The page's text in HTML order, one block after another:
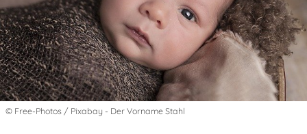
© Free-Photos / Pixabay - Der Vorname Stahl